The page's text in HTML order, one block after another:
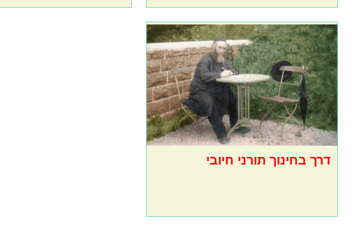
דרך בחינוך תורני חיובי